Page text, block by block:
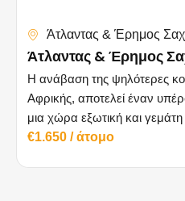
Άτλαντας & Έρημος
Άτλαντας & Έρημος
Η ανάβαση της ψηλότερες
Αφρικής, αποτελεί έναν
μια χώρα εξωτική και γεμάτη
€1.650 / άτομο